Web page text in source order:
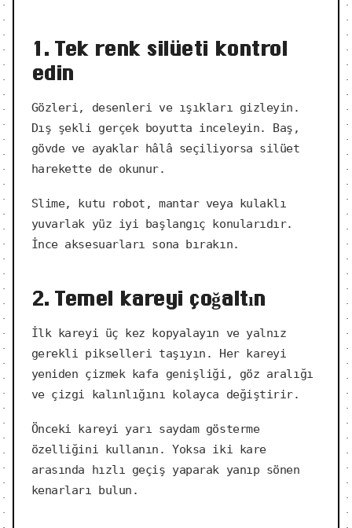
1. Tek renk silüeti kontrol
edin
Gözleri, desenleri ve ışıkları gizleyin.
Dış şekli gerçek boyutta inceleyin. Baş,
gövde ve ayaklar hâlâ seçiliyorsa silüet
harekette de okunur.
Slime, kutu robot, mantar veya kulaklı
yuvarlak yüz iyi başlangıç konularıdır.
İnce aksesuarları sona bırakın.
2. Temel kareyi çoğaltın
İlk kareyi üç kez kopyalayın ve yalnız
gerekli pikselleri taşıyın. Her kareyi
yeniden çizmek kafa genişliği, göz aralığı
ve çizgi kalınlığını kolayca değiştirir.
Önceki kareyi yarı saydam gösterme
özelliğini kullanın. Yoksa iki kare
arasında hızlı geçiş yaparak yanıp sönen
kenarları bulun.